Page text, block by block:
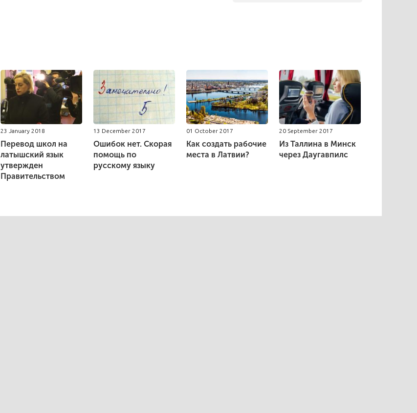
23 January 2018
Перевод школ на
латышский язык
утвержден
Правительством
13 December 2017
Ошибок нет. Скорая
помощь по
русскому языку
01 October 2017
Как создать рабочие
места в Латвии?
20 September 2017
Из Таллина в Минск
через Даугавпилс